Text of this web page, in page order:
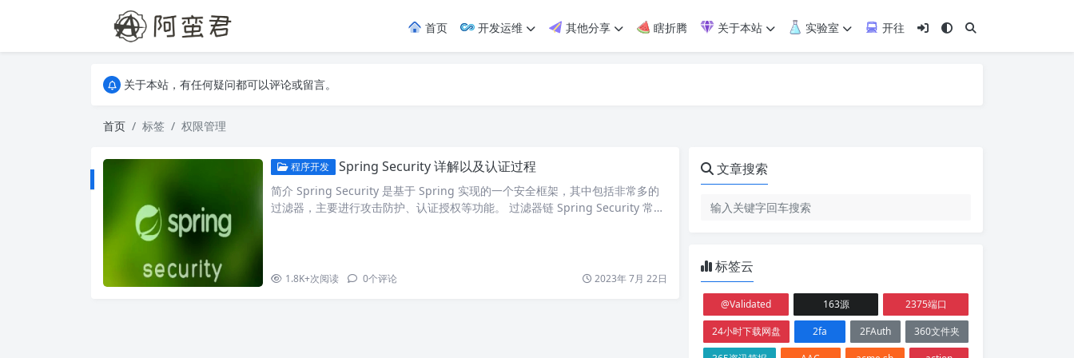
首页 开发运维 其他分享 瞎折腾 关于本站 实验室
开往
关于本站，有任何疑问都可以评论或留言。
关于本站，有任何疑问都可以评论或留言。
首页
标签 权限管理
程序开发 Spring Security 详解以及认证过程
简介 Spring Security 是基于 Spring 实现的一个安全框架，其中包括非常多的
过滤器，主要进行攻击防护、认证授权等功能。 过滤器链 Spring Security 常用
1.8K+次阅读 0个评论 2023年 7月 22日
文章搜索
标签云
@Validated 163源
2375端口
24小时下载网盘
2fa 2FAuth
360文件夹